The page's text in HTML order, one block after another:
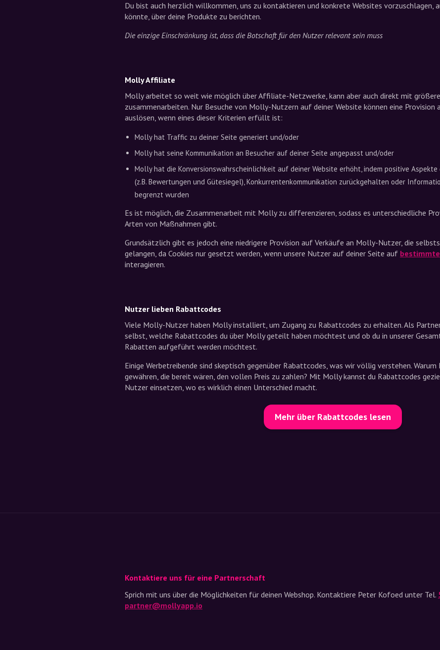
Du bist auch herzlich willkommen, uns zu kontaktieren und konkrete Websites vorzuschlagen,
könnte, über deine Produkte zu berichten.
Die einzige Einschränkung ist, dass die Botschaft für den Nutzer relevant sein muss
Molly Affiliate
Molly arbeitet so weit wie möglich über Affiliate-Netzwerke, kann aber auch direkt mit
zusammenarbeiten. Nur Besuche von Molly-Nutzern auf deiner Website können eine
auslösen, wenn eines dieser Kriterien erfüllt ist:
Molly hat Traffic zu deiner Seite generiert und/oder
Molly hat seine Kommunikation an Besucher auf deiner Seite angepasst und/oder
Molly hat die Konversionswahrscheinlichkeit auf deiner Website erhöht, indem positive
(z.B. Bewertungen und Gütesiegel), Konkurrentenkommunikation zurückgehalten oder
begrenzt wurden
Es ist möglich, die Zusammenarbeit mit Molly zu differenzieren, sodass es unterschiedliche
Arten von Maßnahmen gibt.
Grundsätzlich gibt es jedoch eine niedrigere Provision auf Verkäufe an Molly-Nutzer, die
gelangen, da Cookies nur gesetzt werden, wenn unsere Nutzer auf deiner Seite auf
interagieren.
Nutzer lieben Rabattcodes
Viele Molly-Nutzer haben Molly installiert, um Zugang zu Rabattcodes zu erhalten. Als
selbst, welche Rabattcodes du über Molly geteilt haben möchtest und ob du in unserer
Rabatten aufgeführt werden möchtest.
Einige Werbetreibende sind skeptisch gegenüber Rabattcodes, was wir völlig verstehen.
gewähren, die bereit wären, den vollen Preis zu zahlen? Mit Molly kannst du Rabattcodes
Nutzer einsetzen, wo es wirklich einen Unterschied macht.
Mehr über Rabattcodes lesen
Kontaktiere uns für eine Partnerschaft
Sprich mit uns über die Möglichkeiten für deinen Webshop. Kontaktiere Peter Kofoed unter Tel.
partner@mollyapp.io